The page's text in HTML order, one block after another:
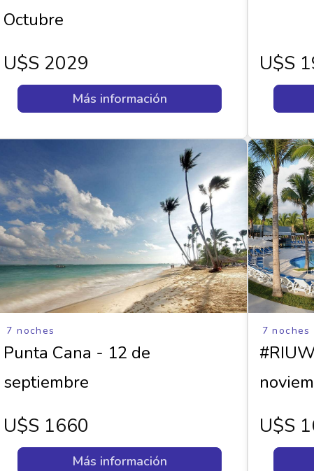
Octubre
U$s 2029
Más información
U$s
7 noches
Punta Cana - 12 de
septiembre
U$s 1660
Más información
7 noches
U$s